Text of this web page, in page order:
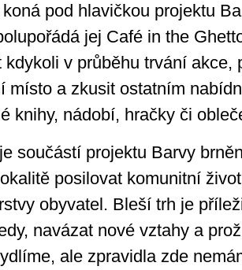
pod hlavičkou projektu
jej Café in the
kdykoli v průběhu trvání akce,
místo a zkusit ostatním
knihy, nádobí, hračky či
součástí projektu Barvy
posilovat komunitní
obyvatel. Bleší trh je
navázat nové vztahy a
ale zpravidla zde